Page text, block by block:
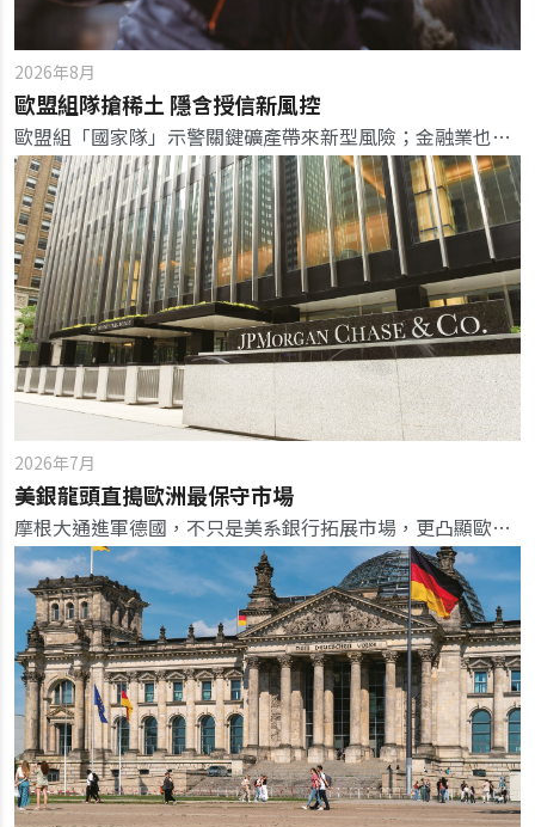
2026年8月
歐盟組隊搶稀土 隱含授信新風控
歐盟組「國家隊」示警關鍵礦產帶來新型風險；金融業也應重塑資金角色與風險模型，徹底掌握企業上游稀有零組件的供應風險。
2026年7月
美銀龍頭直搗歐洲最保守市場
摩根大通進軍德國，不只是美系銀行拓展市場，更凸顯歐洲銀行在數位轉型、制度信任與平台治理下的新競爭格局。